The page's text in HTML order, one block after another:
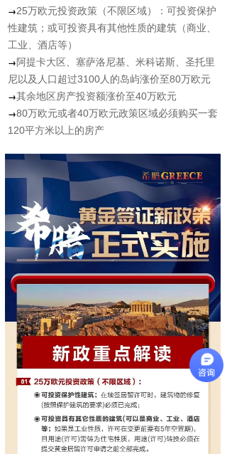
→25万欧元投资政策（不限区域）：可投资保护
性建筑；或可投资具有其他性质的建筑（商业、
工业、酒店等）
→阿提卡大区、塞萨洛尼基、米科诺斯、圣托里
尼以及人口超过3100人的岛屿涨价至80万欧元
→其余地区房产投资额涨价至40万欧元
→80万欧元或者40万欧元政策区域必须购买一套
120平方米以上的房产